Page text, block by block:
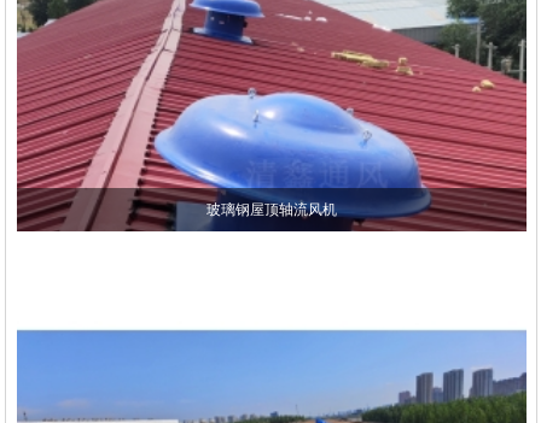
玻璃钢屋顶轴流风机